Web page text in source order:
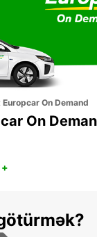
On Demand
On